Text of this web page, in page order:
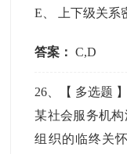
E
上下级关系
答案： C,D
26 、【 多选题 】
某社会服务机
组织的临终关